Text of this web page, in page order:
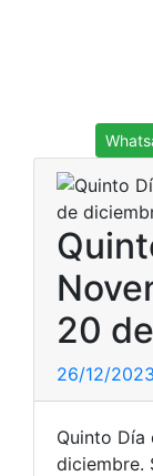
20
26/12/2023
Quinto Día
diciembre.